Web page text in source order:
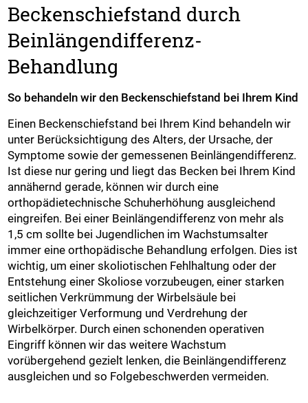
Beckenschiefstand durch
Beinlängendifferenz-
Behandlung
So behandeln wir den Beckenschiefstand bei Ihrem Kind
Einen Beckenschiefstand bei Ihrem Kind behandeln wir
unter Berücksichtigung des Alters, der Ursache, der
Symptome sowie der gemessenen Beinlängendifferenz.
Ist diese nur gering und liegt das Becken bei Ihrem Kind
annähernd gerade, können wir durch eine
orthopädietechnische Schuherhöhung ausgleichend
eingreifen. Bei einer Beinlängendifferenz von mehr als
1,5 cm sollte bei Jugendlichen im Wachstumsalter
immer eine orthopädische Behandlung erfolgen. Dies ist
wichtig, um einer skoliotischen Fehlhaltung oder der
Entstehung einer Skoliose vorzubeugen, einer starken
seitlichen Verkrümmung der Wirbelsäule bei
gleichzeitiger Verformung und Verdrehung der
Wirbelkörper. Durch einen schonenden operativen
Eingriff können wir das weitere Wachstum
vorübergehend gezielt lenken, die Beinlängendifferenz
ausgleichen und so Folgebeschwerden vermeiden.